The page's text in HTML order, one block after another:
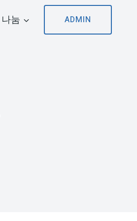
나눔 ADMIN